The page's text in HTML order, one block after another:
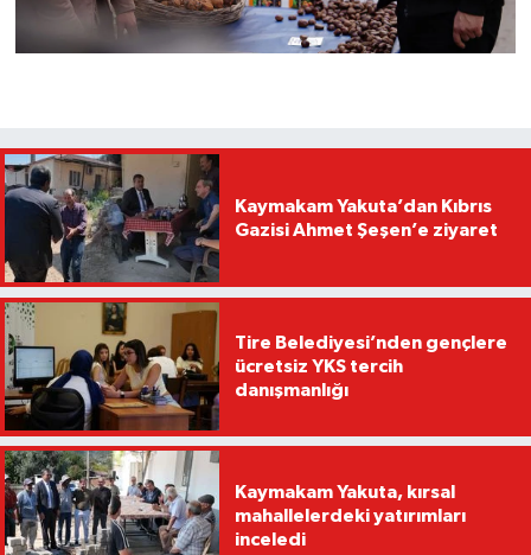
Kaymakam Yakuta’dan Kıbrıs
Gazisi Ahmet Şeşen’e ziyaret
Tire Belediyesi’nden gençlere
ücretsiz YKS tercih
danışmanlığı
Kaymakam Yakuta, kırsal
mahallelerdeki yatırımları
inceledi